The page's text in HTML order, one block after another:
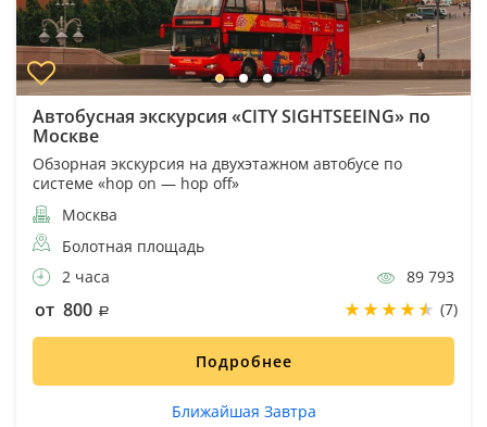
Автобусная экскурсия «CITY SIGHTSEEING» по
Москве
Обзорная экскурсия на двухэтажном автобусе по
системе «hop on — hop off»
Москва
Болотная площадь
2 часа
89 793
от 800 (7)
Подробнее
Ближайшая Завтра